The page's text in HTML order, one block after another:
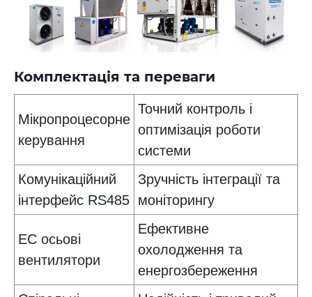
Комплектація та переваги
Мікропроцесорне
керування
Точний контроль і
оптимізація роботи
системи
Комунікаційний
інтерфейс RS485
Зручність інтеграції та
моніторингу
EC осьові
вентилятори
Ефективне
охолодження та
енергозбереження